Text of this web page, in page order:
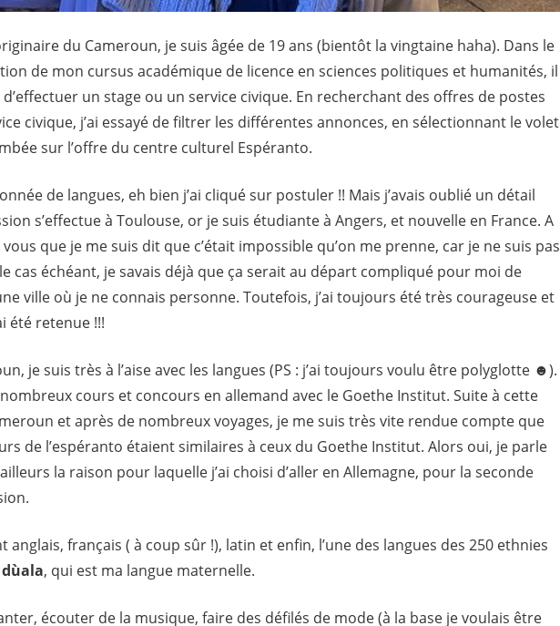
du Cameroun, je suis âgée de 19 ans (bientôt la vingtaine haha). Dans le
de mon cursus académique de licence en sciences politiques et humanités, il
d’effectuer un stage ou un service civique. En recherchant des offres de postes
civique, j’ai essayé de filtrer les différentes annonces, en sélectionnant le volet
sur l’offre du centre culturel Espéranto.
de langues, eh bien j’ai cliqué sur postuler !! Mais j’avais oublié un détail
s’effectue à Toulouse, or je suis étudiante à Angers, et nouvelle en France. A
que je me suis dit que c’était impossible qu’on me prenne, car je ne suis pas
cas échéant, je savais déjà que ça serait au départ compliqué pour moi de
ville où je ne connais personne. Toutefois, j’ai toujours été très courageuse et
été retenue !!!
je suis très à l’aise avec les langues (PS : j’ai toujours voulu être polyglotte ☻).
nombreux cours et concours en allemand avec le Goethe Institut. Suite à cette
et après de nombreux voyages, je me suis très vite rendue compte que
de l’espéranto étaient similaires à ceux du Goethe Institut. Alors oui, je parle
la raison pour laquelle j’ai choisi d’aller en Allemagne, pour la seconde
anglais, français ( à coup sûr !), latin et enfin, l’une des langues des 250 ethnies
dùala, qui est ma langue maternelle.
écouter de la musique, faire des défilés de mode (à la base je voulais être